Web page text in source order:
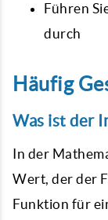
Führen
durch
Häufig
Was ist der
In der
Wert, der der
Funktion für